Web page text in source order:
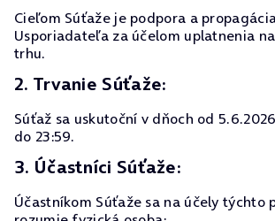
Cieľom Súťaže je podpora a
Usporiadateľa za účelom uplatnenia
trhu.
2. Trvanie Súťaže:
Súťaž sa uskutoční v dňoch od
do 23:59.
3. Účastníci Súťaže:
Účastníkom Súťaže sa na účely týchto